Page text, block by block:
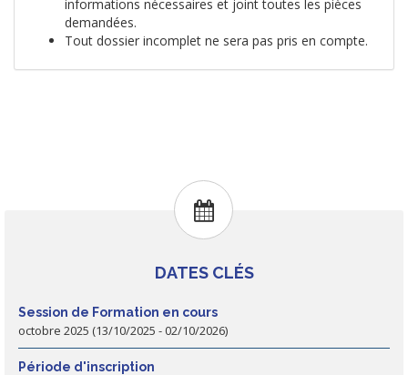
informations nécessaires et joint toutes les pièces
demandées.
Tout dossier incomplet ne sera pas pris en compte.
DATES CLÉS
Session de Formation en cours
octobre 2025 (13/10/2025 - 02/10/2026)
Période d'inscription